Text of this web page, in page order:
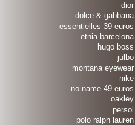
dior
dolce & gabbana
essentielles 39 euros
etnia barcelona
hugo boss
julbo
montana eyewear
nike
no name 49 euros
oakley
persol
polo ralph lauren